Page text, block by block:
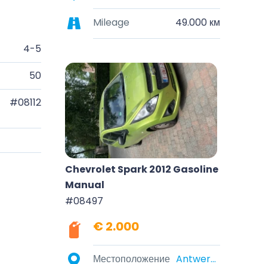
4-5
50
#08112
Mileage 49.000 км
Chevrolet Spark 2012 Gasoline
Manual
#08497
€ 2.000
Местоположение Antwerpen, België